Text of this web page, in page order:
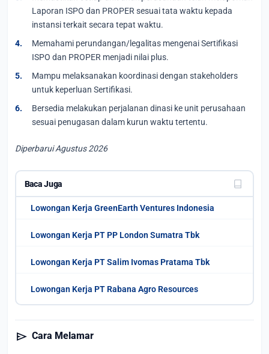
Laporan ISPO dan PROPER sesuai tata waktu kepada
instansi terkait secara tepat waktu.
Memahami perundangan/legalitas mengenai Sertifikasi
ISPO dan PROPER menjadi nilai plus.
Mampu melaksanakan koordinasi dengan stakeholders
untuk keperluan Sertifikasi.
Bersedia melakukan perjalanan dinasi ke unit perusahaan
sesuai penugasan dalam kurun waktu tertentu.
Diperbarui Agustus 2026
Baca Juga
Lowongan Kerja GreenEarth Ventures Indonesia
Lowongan Kerja PT PP London Sumatra Tbk
Lowongan Kerja PT Salim Ivomas Pratama Tbk
Lowongan Kerja PT Rabana Agro Resources
send Cara Melamar